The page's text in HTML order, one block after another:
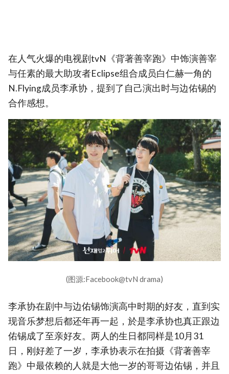
在人气火爆的电视剧tvN《背著善宰跑》中饰演善宰
与任素的最大助攻者Eclipse组合成员白仁赫一角的
N.Flying成员李承协，提到了自己演出时与边佑锡的
合作感想。
(图源:Facebook@tvN drama)
李承协在剧中与边佑锡饰演高中时期的好友，直到实
现音乐梦想后都还年再一起，於是李承协也真正跟边
佑锡成了至亲好友。两人的生日都同样是10月31
日，刚好差了一岁，李承协表示在拍摄《背著善宰
跑》中最依赖的人就是大他一岁的哥哥边佑锡，并且